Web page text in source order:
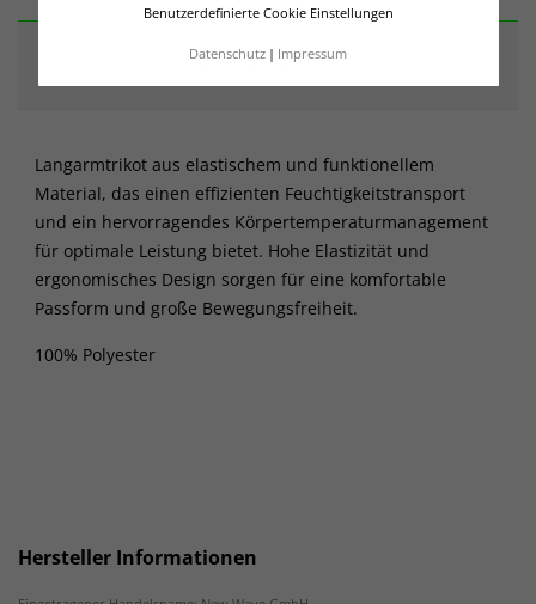
Benutzerdefinierte Cookie Einstellungen
Datenschutz Impressum
ARTIKELDETAILS
Langarmtrikot aus elastischem und funktionellem
Material, das einen effizienten Feuchtigkeitstransport
und ein hervorragendes Körpertemperaturmanagement
für optimale Leistung bietet. Hohe Elastizität und
ergonomisches Design sorgen für eine komfortable
Passform und große Bewegungsfreiheit.
100% Polyester
Hersteller Informationen